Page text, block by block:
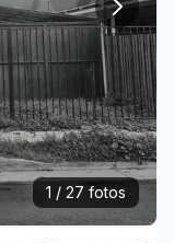
1 / 27 fotos